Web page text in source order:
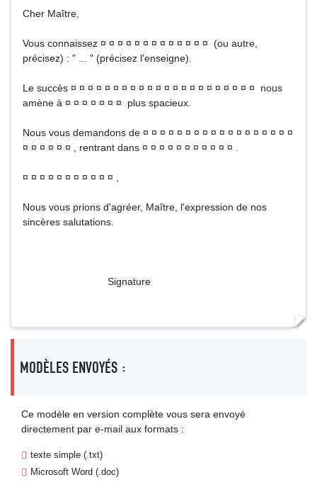
Cher Maître,
Vous connaissez ¤ ¤ ¤ ¤ ¤ ¤ ¤ ¤ ¤ ¤ ¤ ¤ ¤ (ou autre,
précisez) : " ... " (précisez l'enseigne).
Le succès ¤ ¤ ¤ ¤ ¤ ¤ ¤ ¤ ¤ ¤ ¤ ¤ ¤ ¤ ¤ ¤ ¤ ¤ ¤ ¤ ¤ ¤ nous
amène à ¤ ¤ ¤ ¤ ¤ ¤ ¤ plus spacieux.
Nous vous demandons de ¤ ¤ ¤ ¤ ¤ ¤ ¤ ¤ ¤ ¤ ¤ ¤ ¤ ¤ ¤ ¤ ¤ ¤
¤ ¤ ¤ ¤ ¤ ¤ , rentrant dans ¤ ¤ ¤ ¤ ¤ ¤ ¤ ¤ ¤ ¤ ¤ .
¤ ¤ ¤ ¤ ¤ ¤ ¤ ¤ ¤ ¤ ¤ ,
Nous vous prions d'agréer, Maître, l'expression de nos
sincères salutations.
Signature
MODÈLES ENVOYÉS :
Ce modèle en version complète vous sera envoyé
directement par e-mail aux formats :
texte simple (.txt)
Microsoft Word (.doc)